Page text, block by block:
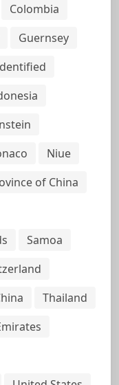
Colombia
Guernsey
Niue
of China
Samoa
Thailand